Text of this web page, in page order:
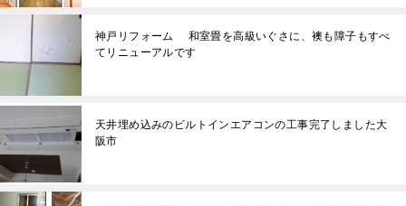
神戸リフォーム 和室畳を高級いぐさに、襖も障子もすべ
てリニューアルです
天井埋め込みのビルトインエアコンの工事完了しました大
阪市